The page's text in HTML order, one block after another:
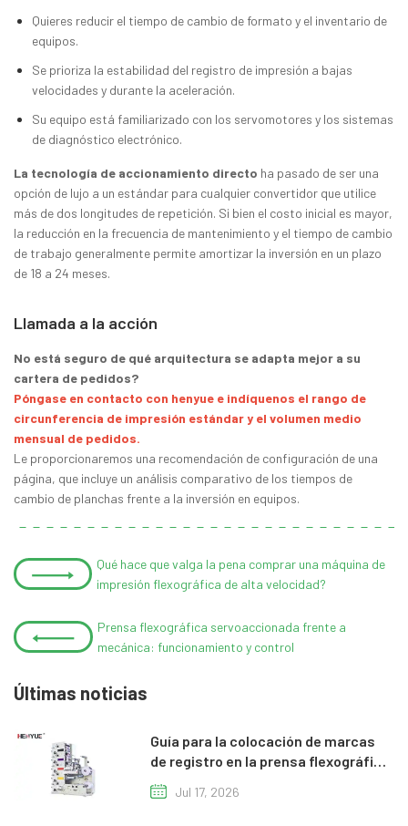
Quieres reducir el tiempo de cambio de formato y el inventario de
equipos.
Se prioriza la estabilidad del registro de impresión a bajas
velocidades y durante la aceleración.
Su equipo está familiarizado con los servomotores y los sistemas
de diagnóstico electrónico.
La tecnología de accionamiento directo ha pasado de ser una
opción de lujo a un estándar para cualquier convertidor que utilice
más de dos longitudes de repetición. Si bien el costo inicial es mayor,
la reducción en la frecuencia de mantenimiento y el tiempo de cambio
de trabajo generalmente permite amortizar la inversión en un plazo
de 18 a 24 meses.
Llamada a la acción
No está seguro de qué arquitectura se adapta mejor a su
cartera de pedidos?
Póngase en contacto con henyue e indíquenos el rango de
circunferencia de impresión estándar y el volumen medio
mensual de pedidos.
Le proporcionaremos una recomendación de configuración de una
página, que incluye un análisis comparativo de los tiempos de
cambio de planchas frente a la inversión en equipos.
Qué hace que valga la pena comprar una máquina de
impresión flexográfica de alta velocidad?
Prensa flexográfica servoaccionada frente a
mecánica: funcionamiento y control
Últimas noticias
Guía para la colocación de marcas
de registro en la prensa flexográfica
CI
Jul 17, 2026